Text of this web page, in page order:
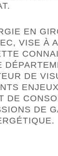
EN
VISE À
DE
DE
DE